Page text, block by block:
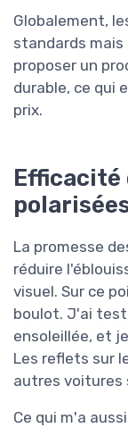
Globalement,
standards
proposer un
durable, ce qui
prix.
Efficacité
La promesse
réduire
visuel. Sur ce
boulot. J'ai
ensoleillée, et
Les reflets sur
autres
Ce qui m'a